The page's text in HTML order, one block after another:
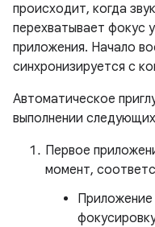
происходит, когда
перехватывает фокус
приложения. Начало
синхронизируется с
Автоматическое
выполнении
Первое
момент,
Приложение